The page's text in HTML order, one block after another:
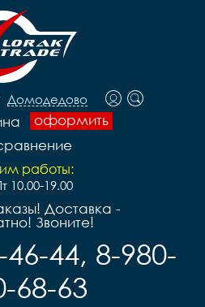
Домодедово
оформить
работы:
10.00-19.00
Доставка -
Звоните!
44, 8-980-
68-63